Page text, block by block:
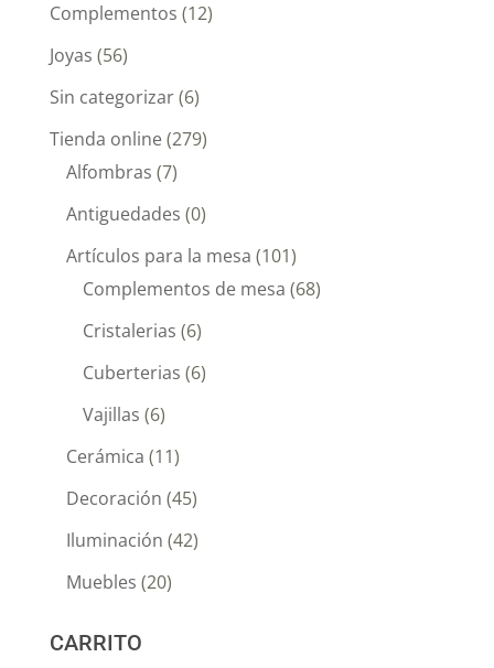
Complementos (12)
Joyas (56)
Sin categorizar(6)
Tienda online(279)
Alfombras (7)
Antiguedades (0)
Artículos para la mesa (101)
Complementos de mesa (68)
Cristalerias (6)
Cuberterias (6)
Vajillas (6)
Cerámica (11)
Decoración (45)
Iluminación (42)
Muebles (20)
CARRITO